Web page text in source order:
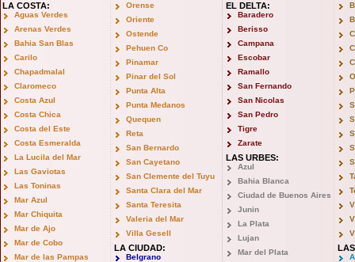
LA COSTA:
Aguas Verdes
Arenas Verdes
Bahia San Blas
Carilo
Chapadmalal
Claromeco
Costa Azul
Costa Chica
Costa del Este
Costa Esmeralda
La Lucila del Mar
Las Gaviotas
Las Toninas
Mar Azul
Mar Chiquita
Mar de Ajo
Mar de Cobo
Mar de las Pampas
Orense
Oriente
Ostende
Pehuen Co
Pinamar
Pinar del Sol
Punta Alta
Punta Medanos
Quequen
Reta
San Bernardo
San Cayetano
San Clemente del Tuyu
Santa Clara del Mar
Santa Teresita
Valeria del Mar
Villa Gesell
LA CIUDAD:
Belgrano
EL DELTA:
Baradero
Berisso
Campana
Escobar
Ramallo
San Fernando
San Nicolas
San Pedro
Tigre
Zarate
LAS URBES:
Azul
Bahia Blanca
Ciudad de Buenos Aires
Junin
La Plata
Lujan
Mar del Plata